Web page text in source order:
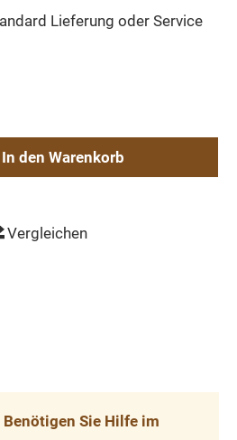
Lieferung oder Service
die Schaltflächen um die Anzahl zu
In den Warenkorb
Vergleichen
Sie Hilfe im